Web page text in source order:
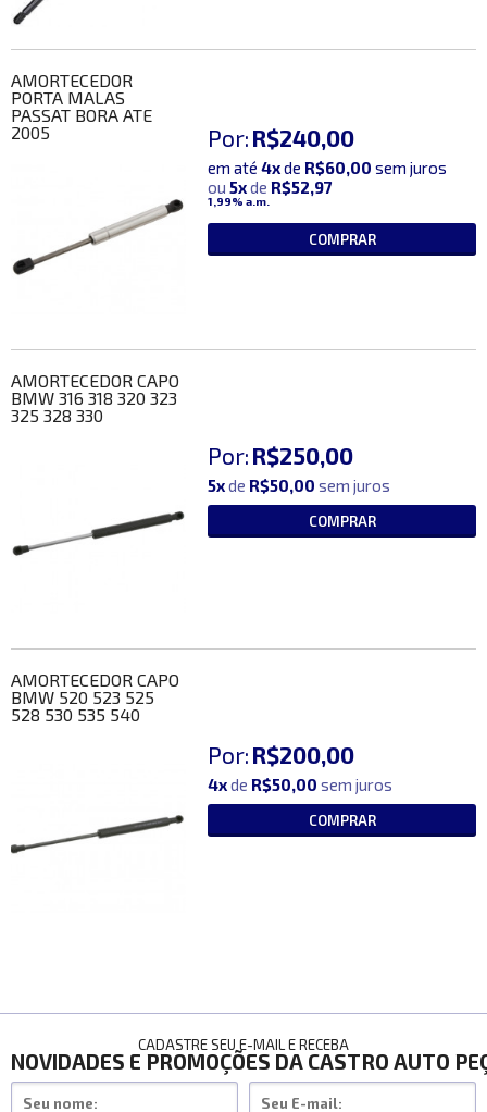
AMORTECEDOR
PORTA MALAS
PASSAT BORA ATE
2005
Por: R$240,00
em até 4xde R$60,00 sem juros
ou 5xde R$52,97
1,99% a.m.
COMPRAR
AMORTECEDOR CAPO
BMW 316 318 320 323
325 328 330
Por: R$250,00
5xde R$50,00 sem juros
COMPRAR
AMORTECEDOR CAPO
BMW 520 523 525
528 530 535 540
Por: R$200,00
4xde R$50,00 sem juros
COMPRAR
CADASTRE SEU E-MAIL E RECEBA
NOVIDADES E PROMOÇÕES DA CASTRO AUTO